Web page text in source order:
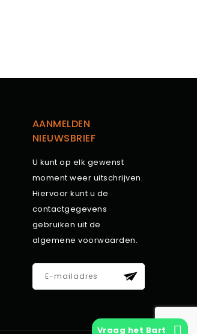
AANMELDEN
NIEUWSBRIEF
U kunt op elk gewenst
moment weer uitschrijven.
Hiervoor kunt u de
contactgegevens
gebruiken uit de
algemene voorwaarden.
Vraag het Bart